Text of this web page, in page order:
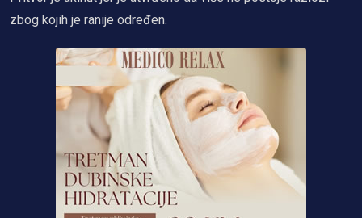
zbog kojih je ranije određen.